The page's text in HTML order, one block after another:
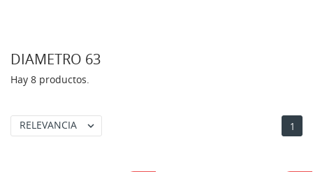
DIAMETRO 63
Hay 8 productos.
RELEVANCIA  1